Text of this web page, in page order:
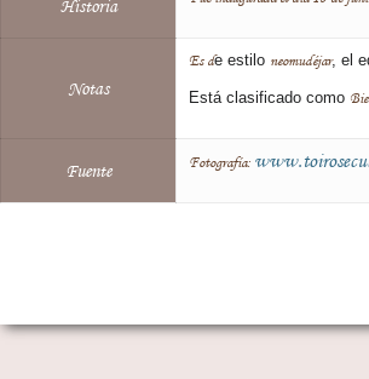
Historia
Notas
Es de estilo neomudéjar, el
Está clasificado como
Fuente Fotografía: